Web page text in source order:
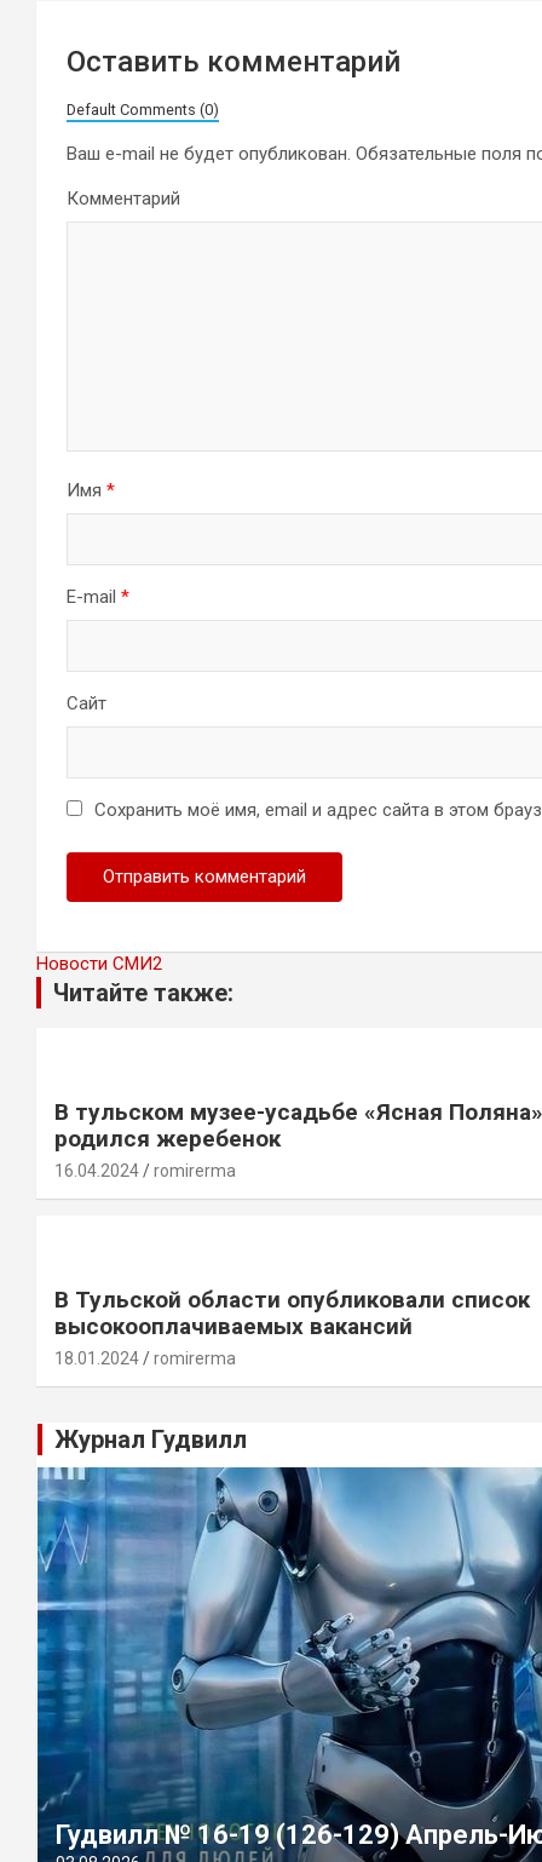
Оставить комментарий
Default Comments (0)
Ваш e-mail не будет опубликован. Обязательные поля
Комментарий
Имя *
E-mail *
Сайт
Сохранить моё имя, email и адрес сайта в этом
Новости СМИ2
Читайте также:
В тульском музее-усадьбе «Ясная Поляна»
родился жеребенок
16.04.2024 romirerma
В Тульской области опубликовали список
высокооплачиваемых вакансий
18.01.2024 romirerma
Журнал Гудвилл
Гудвилл № 16-19 (126-129) Апрель-